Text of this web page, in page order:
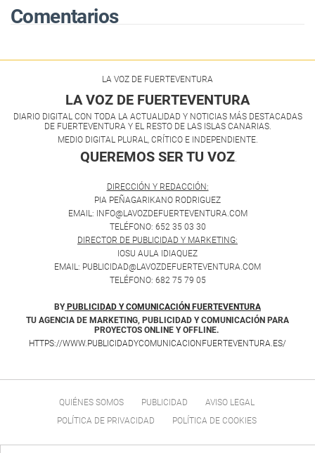
Comentarios
LA VOZ DE FUERTEVENTURA
LA VOZ DE FUERTEVENTURA
DIARIO DIGITAL CON TODA LA ACTUALIDAD Y NOTICIAS MÁS DESTACADAS
DE FUERTEVENTURA Y EL RESTO DE LAS ISLAS CANARIAS.
MEDIO DIGITAL PLURAL, CRÍTICO E INDEPENDIENTE.
QUEREMOS SER TU VOZ.
DIRECCIÓN Y REDACCIÓN:
PIA PEÑAGARIKANO RODRIGUEZ
EMAIL: INFO@LAVOZDEFUERTEVENTURA.COM
TELÉFONO: 652 35 03 30
DIRECTOR DE PUBLICIDAD Y MARKETING:
IOSU AULA IDIAQUEZ
EMAIL: PUBLICIDAD@LAVOZDEFUERTEVENTURA.COM
TELÉFONO: 682 75 79 05
BY PUBLICIDAD Y COMUNICACIÓN FUERTEVENTURA
TU AGENCIA DE MARKETING, PUBLICIDAD Y COMUNICACIÓN PARA
PROYECTOS ONLINE Y OFFLINE.
HTTPS://WWW.PUBLICIDADYCOMUNICACIONFUERTEVENTURA.ES/
QUIÉNES SOMOS PUBLICIDAD
AVISO LEGAL
POLÍTICA DE PRIVACIDAD
POLÍTICA DE COOKIES